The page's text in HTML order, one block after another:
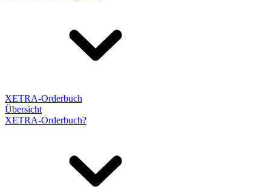
XETRA-Orderbuch
Übersicht
XETRA-Orderbuch?